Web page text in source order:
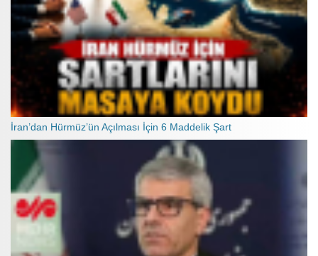
İran’dan Hürmüz’ün Açılması İçin 6 Maddelik Şart